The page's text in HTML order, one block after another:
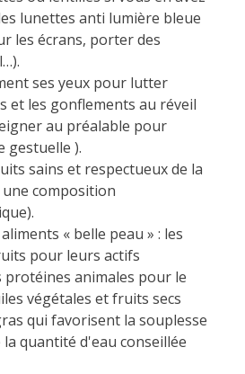
lunettes anti lumière bleue
les écrans, porter des
ses yeux pour lutter
et les gonflements au réveil
au préalable pour
gestuelle ).
sains et respectueux de la
composition
« belle peau » : les
pour leurs actifs
protéines animales pour le
végétales et fruits secs
qui favorisent la souplesse
quantité d'eau conseillée